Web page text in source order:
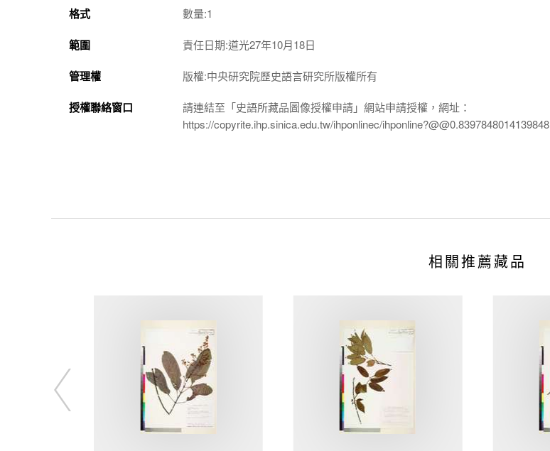
格式 數量:1
範圍 責任日期:道光27年10月18日
管理權 版權:中央研究院歷史語言研究所版權所有
授權聯絡窗口
請連結至「史語所藏品圖像授權申請」網站申請授權，網址：
https://copyrite.ihp.sinica.edu.tw/ihponlinec/ihponline?@@0.8397848014139848
相關推薦藏品